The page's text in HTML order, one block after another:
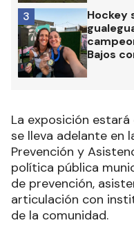
Hockey
Bajos
3
La exposición
se lleva adelante en
Prevención y
política pública
de prevención,
articulación con
de la comunidad.